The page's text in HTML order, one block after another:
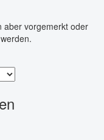
aber vorgemerkt oder